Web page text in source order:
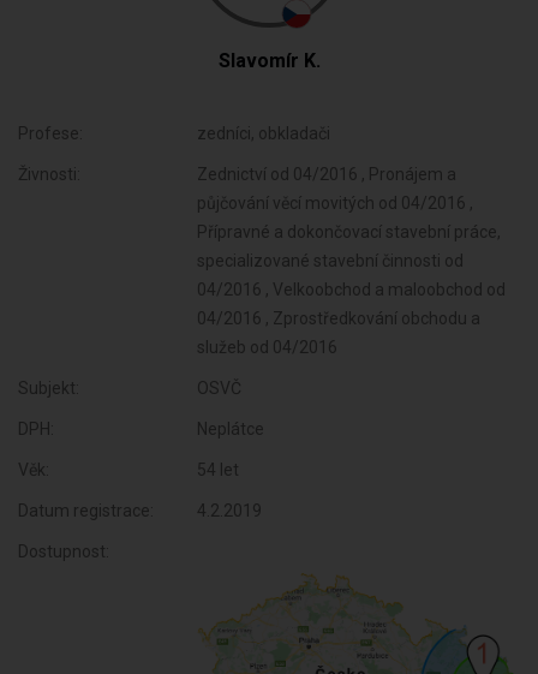
Slavomír K.
Profese: zedníci, obkladači
Živnosti:
Zednictví od 04/2016 , Pronájem a
půjčování věcí movitých od 04/2016 ,
Přípravné a dokončovací stavební práce,
specializované stavební činnosti od
04/2016 , Velkoobchod a maloobchod od
04/2016 , Zprostředkování obchodu a
služeb od 04/2016
Subjekt: OSVČ
DPH: Neplátce
Věk: 54 let
Datum registrace: 4.2.2019
Dostupnost: